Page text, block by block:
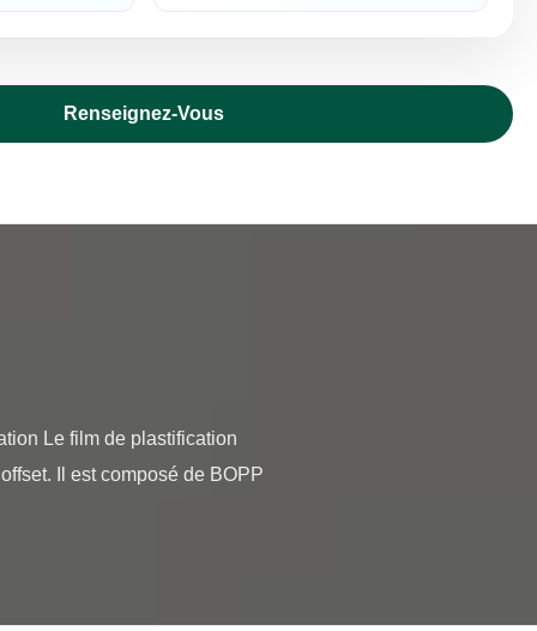
Renseignez-Vous
Il est composé de BOPP